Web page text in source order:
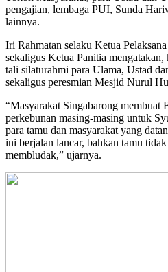
pengajian, lembaga PUI, Sunda
lainnya.
Iri Rahmatan selaku Ketua
sekaligus Ketua Panitia
tali silaturahmi para Ulama, Ustad
sekaligus peresmian Mesjid Nurul
“Masyarakat Singabarong membuat
perkebunan masing-masing untuk
para tamu dan masyarakat yang
ini berjalan lancar, bahkan tamu
membludak,” ujarnya.